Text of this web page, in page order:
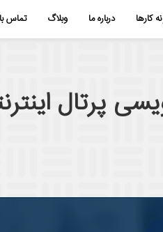
کارها درباره ما وبلاگ تماس
پرتال